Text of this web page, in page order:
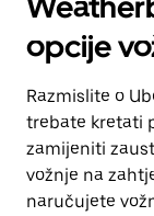
opcije
Razmislite o
trebate kretati
zamijeniti
vožnje na
naručujete